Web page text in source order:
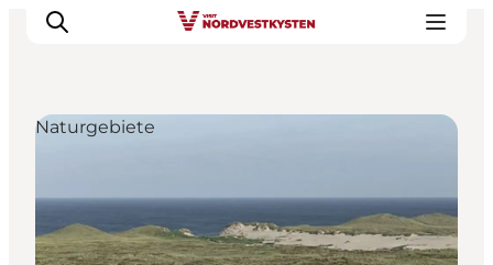
Inspiration
Events
Naturgebiete